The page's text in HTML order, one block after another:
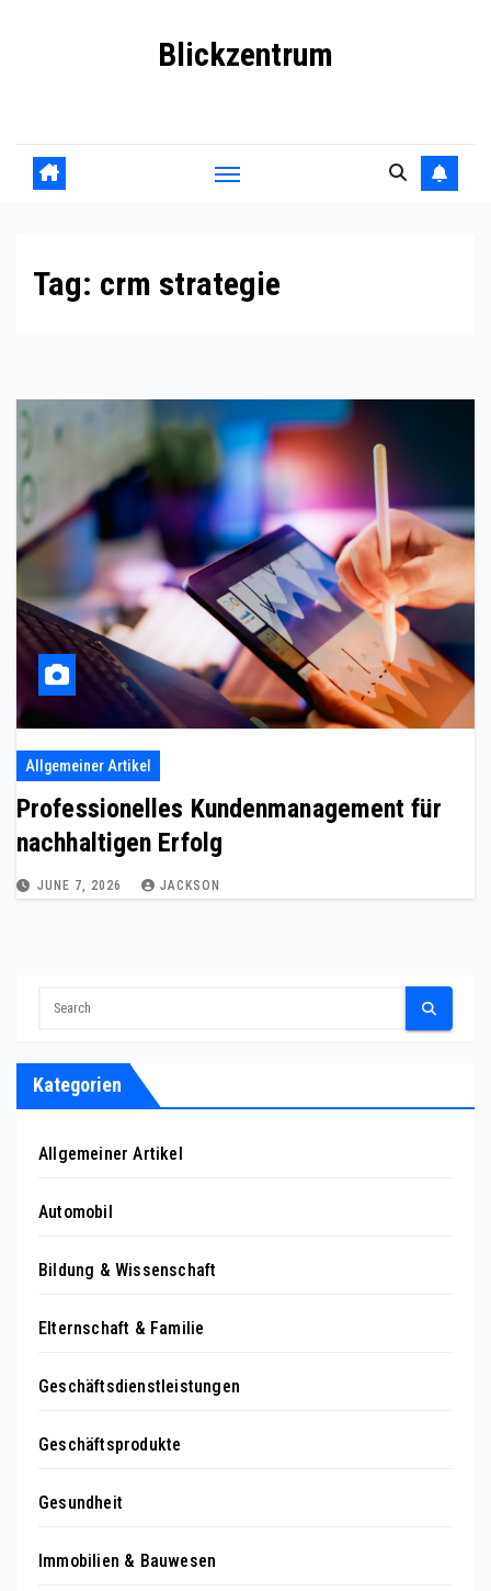
Blickzentrum
Tag: crm strategie
Allgemeiner Artikel
Professionelles Kundenmanagement für
nachhaltigen Erfolg
JUNE 7, 2026 JACKSON
Kategorien
Allgemeiner Artikel
Automobil
Bildung & Wissenschaft
Elternschaft & Familie
Geschäftsdienstleistungen
Geschäftsprodukte
Gesundheit
Immobilien & Bauwesen